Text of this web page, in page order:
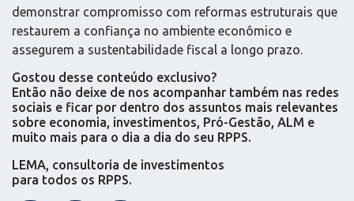
demonstrar compromisso com reformas estruturais que
restaurem a confiança no ambiente econômico e
assegurem a sustentabilidade fiscal a longo prazo.
Gostou desse conteúdo exclusivo?
Então não deixe de nos acompanhar também nas redes
sociais e ficar por dentro dos assuntos mais relevantes
sobre economia, investimentos, Pró-Gestão, ALM e
muito mais para o dia a dia do seu RPPS.
LEMA, consultoria de investimentos
para todos os RPPS.